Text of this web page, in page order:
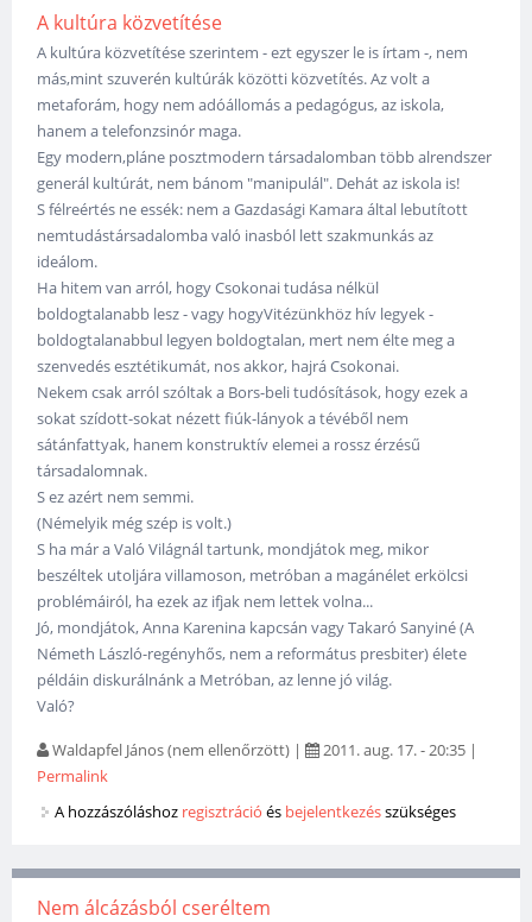
A kultúra közvetítése
A kultúra közvetítése szerintem - ezt egyszer le is írtam -, nem
más,mint szuverén kultúrák közötti közvetítés. Az volt a
metaforám, hogy nem adóállomás a pedagógus, az iskola,
hanem a telefonzsinór maga.
Egy modern,pláne posztmodern társadalomban több alrendszer
generál kultúrát, nem bánom "manipulál". Dehát az iskola is!
S félreértés ne essék: nem a Gazdasági Kamara által lebutított
nemtudástársadalomba való inasból lett szakmunkás az
ideálom.
Ha hitem van arról, hogy Csokonai tudása nélkül
boldogtalanabb lesz - vagy hogyVitézünkhöz hív legyek -
boldogtalanabbul legyen boldogtalan, mert nem élte meg a
szenvedés esztétikumát, nos akkor, hajrá Csokonai.
Nekem csak arról szóltak a Bors-beli tudósítások, hogy ezek a
sokat szídott-sokat nézett fiúk-lányok a tévéből nem
sátánfattyak, hanem konstruktív elemei a rossz érzésű
társadalomnak.
S ez azért nem semmi.
(Némelyik még szép is volt.)
S ha már a Való Világnál tartunk, mondjátok meg, mikor
beszéltek utoljára villamoson, metróban a magánélet erkölcsi
problémáiról, ha ezek az ifjak nem lettek volna...
Jó, mondjátok, Anna Karenina kapcsán vagy Takaró Sanyiné (A
Németh László-regényhős, nem a református presbiter) élete
példáin diskurálnánk a Metróban, az lenne jó világ.
Való?
Waldapfel János (nem ellenőrzött) | 2011. aug. 17. - 20:35 |
Permalink
A hozzászóláshoz regisztráció és bejelentkezésszükséges
Nem álcázásból cseréltem